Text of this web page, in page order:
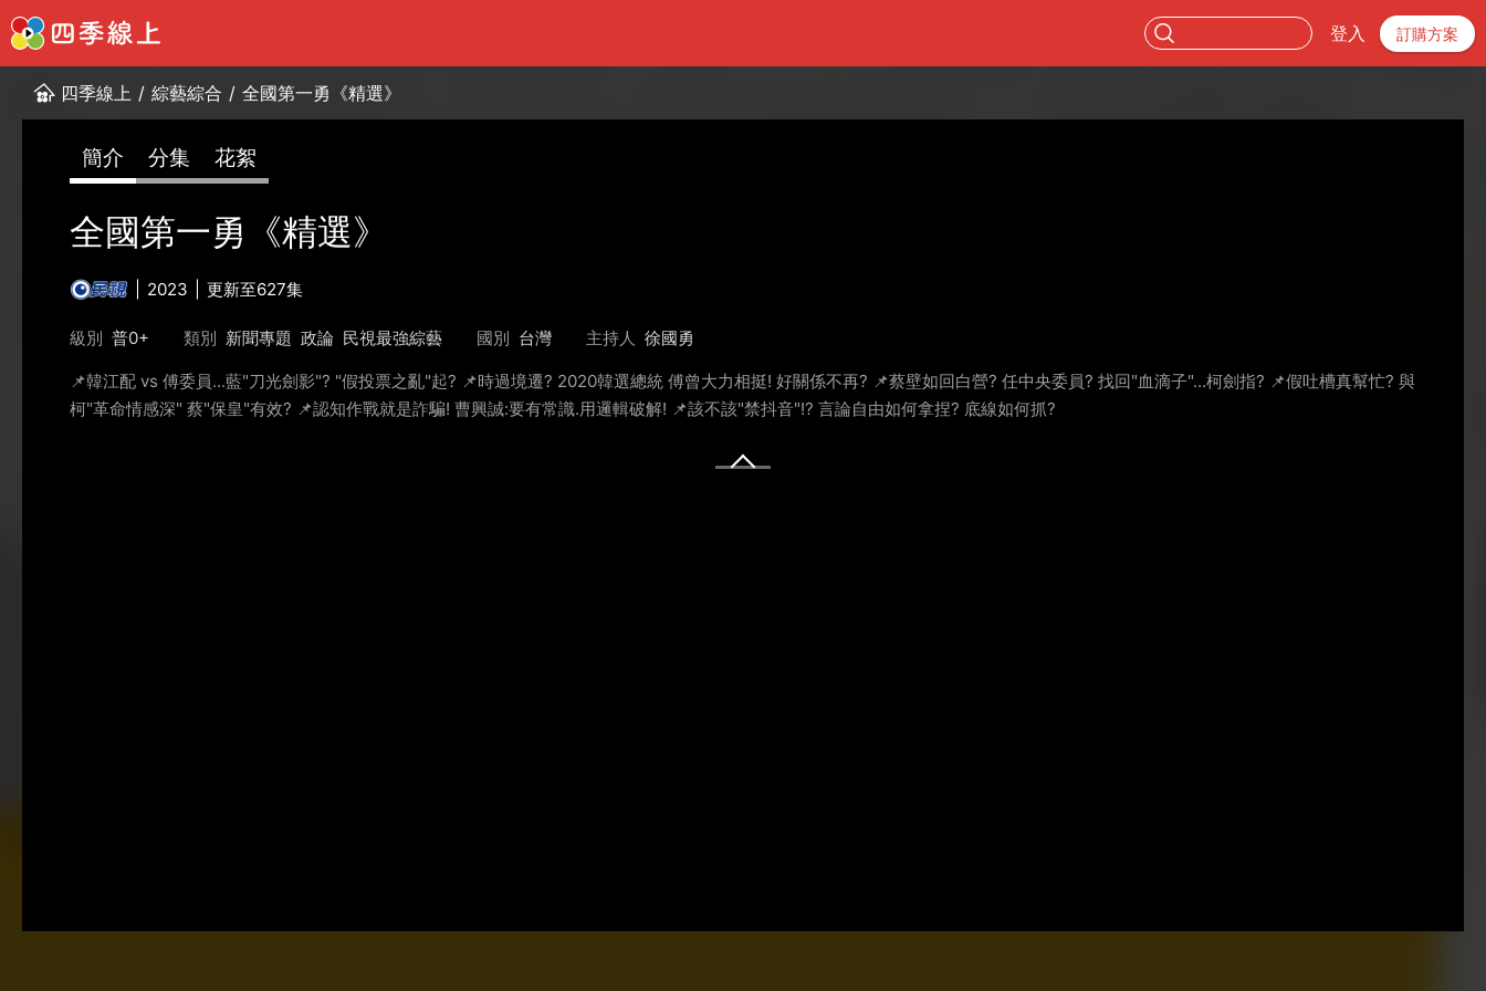
登入 訂購方案
四季線上 / 綜藝綜合 / 全國第一勇《精選》
簡介 分集 花絮
全國第一勇《精選》
2023 更新至627集
級別 普0+ 類別 新聞專題 政論 民視最強綜藝 國別 台灣 主持人 徐國勇
📌韓江配 vs 傅委員...藍"刀光劍影"? "假投票之亂"起? 📌時過境遷? 2020韓選總統 傅曾大力相挺! 好關係不再? 📌蔡壁如回白營? 任中央委員? 找回"血滴子"...柯劍指? 📌假吐槽真幫忙? 與
柯"革命情感深" 蔡"保皇"有效? 📌認知作戰就是詐騙! 曹興誠:要有常識.用邏輯破解! 📌該不該"禁抖音"!? 言論自由如何拿捏? 底線如何抓?